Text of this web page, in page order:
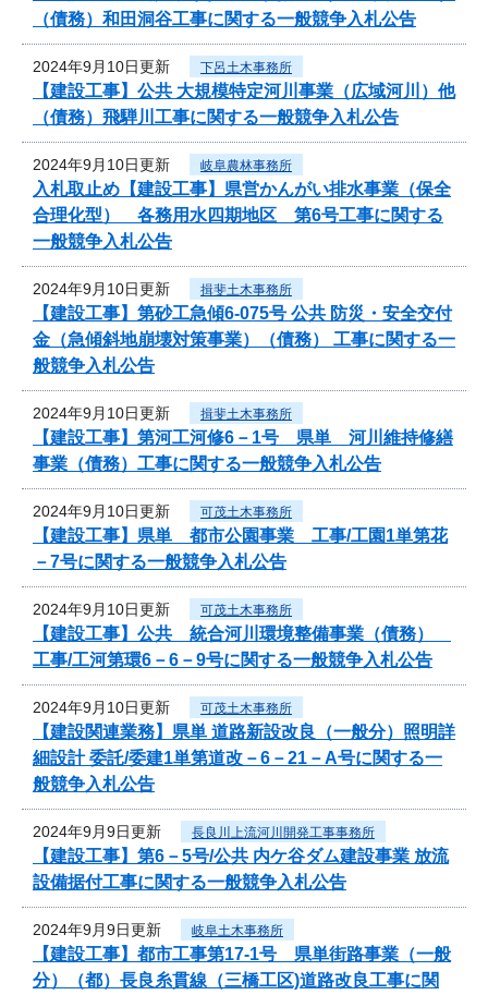
（債務）和田洞谷工事に関する一般競争入札公告
2024年9月10日更新 下呂土木事務所
【建設工事】公共 大規模特定河川事業（広域河川）他
（債務）飛騨川工事に関する一般競争入札公告
2024年9月10日更新 岐阜農林事務所
入札取止め【建設工事】県営かんがい排水事業（保全
合理化型） 各務用水四期地区 第6号工事に関する
一般競争入札公告
2024年9月10日更新 揖斐土木事務所
【建設工事】第砂工急傾6-075号 公共 防災・安全交付
金（急傾斜地崩壊対策事業）（債務） 工事に関する一
般競争入札公告
2024年9月10日更新 揖斐土木事務所
【建設工事】第河工河修6－1号 県単 河川維持修繕
事業（債務）工事に関する一般競争入札公告
2024年9月10日更新 可茂土木事務所
【建設工事】県単 都市公園事業 工事/工園1単第花
－7号に関する一般競争入札公告
2024年9月10日更新 可茂土木事務所
【建設工事】公共 統合河川環境整備事業（債務）
工事/工河第環6－6－9号に関する一般競争入札公告
2024年9月10日更新 可茂土木事務所
【建設関連業務】県単 道路新設改良（一般分）照明詳
細設計 委託/委建1単第道改－6－21－A号に関する一
般競争入札公告
2024年9月9日更新 長良川上流河川開発工事事務所
【建設工事】第6－5号/公共 内ケ谷ダム建設事業 放流
設備据付工事に関する一般競争入札公告
2024年9月9日更新 岐阜土木事務所
【建設工事】都市工事第17-1号 県単街路事業（一般
分）（都）長良糸貫線（三橋工区)道路改良工事に関